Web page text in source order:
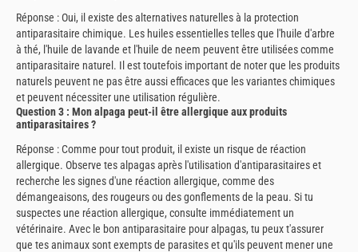
Réponse : Oui, il existe des alternatives naturelles à la protection
antiparasitaire chimique. Les huiles essentielles telles que l'huile d'arbre
à thé, l'huile de lavande et l'huile de neem peuvent être utilisées comme
antiparasitaire naturel. Il est toutefois important de noter que les produits
naturels peuvent ne pas être aussi efficaces que les variantes chimiques
et peuvent nécessiter une utilisation régulière.
Question 3 : Mon alpaga peut-il être allergique aux produits
antiparasitaires ?
Réponse : Comme pour tout produit, il existe un risque de réaction
allergique. Observe tes alpagas après l'utilisation d'antiparasitaires et
recherche les signes d'une réaction allergique, comme des
démangeaisons, des rougeurs ou des gonflements de la peau. Si tu
suspectes une réaction allergique, consulte immédiatement un
vétérinaire. Avec le bon antiparasitaire pour alpagas, tu peux t'assurer
que tes animaux sont exempts de parasites et qu'ils peuvent mener une